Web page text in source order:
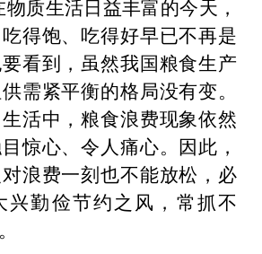
质生活日益丰富的今天，
得饱、吃得好早已不再是
看到，虽然我国粮食生产
需紧平衡的格局没有变。
活中，粮食浪费现象依然
惊心、令人痛心。因此，
浪费一刻也不能放松，必
兴勤俭节约之风，常抓不